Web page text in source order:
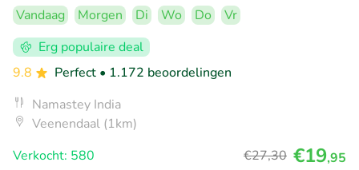
Vandaag Morgen Di Wo Do
Vr
Erg populaire deal
9.8
Perfect • 1.172 beoordelingen
Namastey India
Veenendaal (1km)
Verkocht: 580
€27,30 €19,95